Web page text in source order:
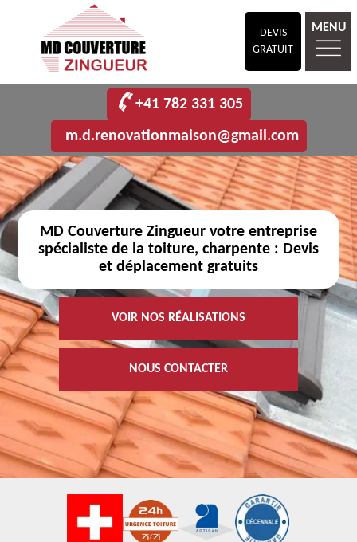
DEVIS
GRATUIT
MENU
+41 782 331 305
m.d.renovationmaison@gmail.com
MD Couverture Zingueur votre entreprise
spécialiste de la toiture, charpente : Devis
et déplacement gratuits
VOIR NOS RÉALISATIONS
NOUS CONTACTER